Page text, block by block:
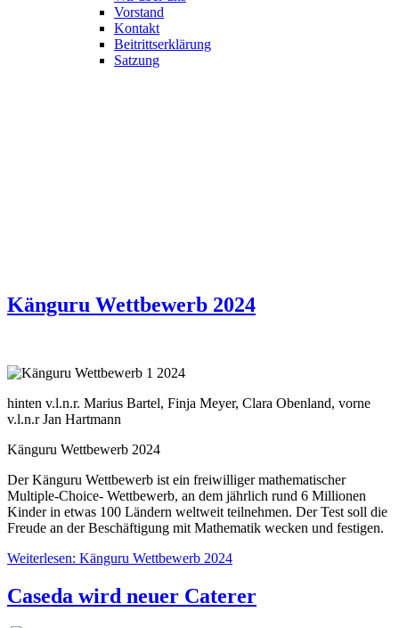
Vorstand
Kontakt
Beitrittserklärung
Satzung
Känguru Wettbewerb 2024
hinten v.l.n.r. Marius Bartel, Finja Meyer, Clara Obenland, vorne
v.l.n.r Jan Hartmann
Känguru Wettbewerb 2024
Der Känguru Wettbewerb ist ein freiwilliger mathematischer
Multiple-Choice- Wettbewerb, an dem jährlich rund 6 Millionen
Kinder in etwas 100 Ländern weltweit teilnehmen. Der Test soll die
Freude an der Beschäftigung mit Mathematik wecken und festigen.
Weiterlesen: Känguru Wettbewerb 2024
Caseda wird neuer Caterer